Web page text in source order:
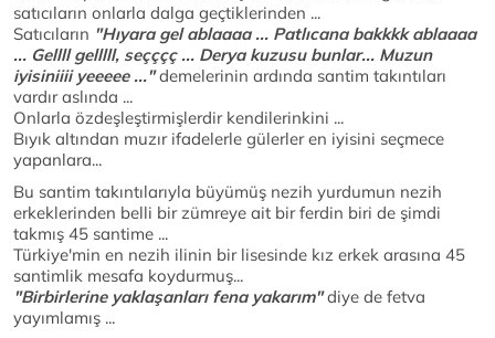
satıcıların onlarla dalga geçtiklerinden ...
Satıcıların "Hıyara gel ablaaaa ... Patlıcana bakkkk ablaaaa
... Gellll gelllll, seçççç ... Derya kuzusu bunlar... Muzun
iyisiniiii yeeeee ..."demelerinin ardında santim takıntıları
vardır aslında ...
Onlarla özdeşleştirmişlerdir kendilerinkini ...
Bıyık altından muzır ifadelerle gülerler en iyisini seçmece
yapanlara...
Bu santim takıntılarıyla büyümüş nezih yurdumun nezih
erkeklerinden belli bir zümreye ait bir ferdin biri de şimdi
takmış 45 santime ...
Türkiye'min en nezih ilinin bir lisesinde kız erkek arasına 45
santimlik mesafa koydurmuş...
"Birbirlerine yaklaşanları fena yakarım"diye de fetva
yayımlamış ...